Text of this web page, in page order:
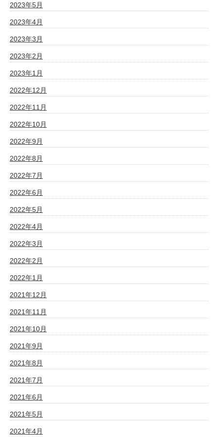
2023年5月
2023年4月
2023年3月
2023年2月
2023年1月
2022年12月
2022年11月
2022年10月
2022年9月
2022年8月
2022年7月
2022年6月
2022年5月
2022年4月
2022年3月
2022年2月
2022年1月
2021年12月
2021年11月
2021年10月
2021年9月
2021年8月
2021年7月
2021年6月
2021年5月
2021年4月